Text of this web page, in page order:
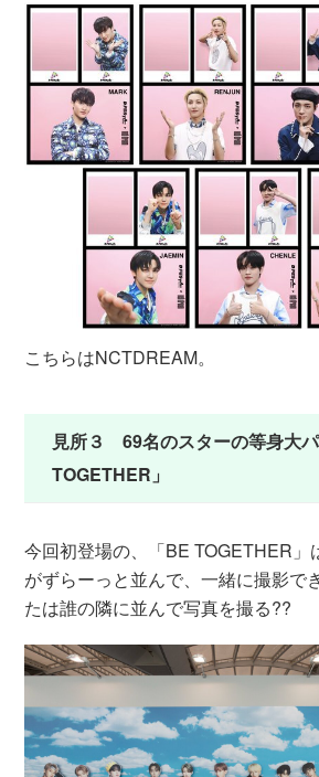
こちらはNCTDREAM。
見所３ 69名のスターの等身大
TOGETHER」
今回初登場の、「BE TOGETHER」
がずらーっと並んで、一緒に撮影
たは誰の隣に並んで写真を撮る??